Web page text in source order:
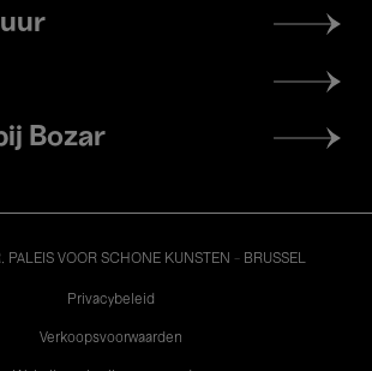
Bozar
VOOR SCHONE KUNSTEN - BRUSSEL
Privacybeleid
Verkoopsvoorwaarden